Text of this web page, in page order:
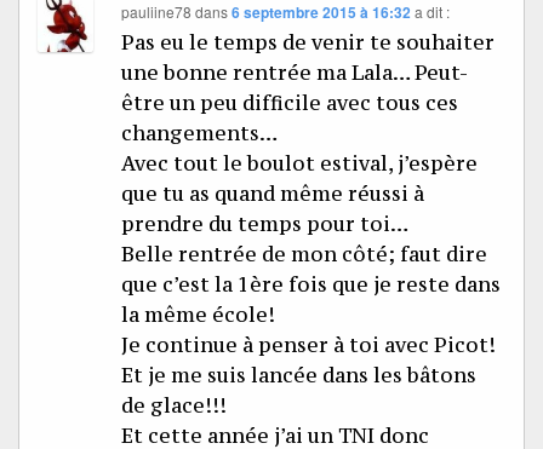
pauliine78 dans6 septembre 2015 à 16:32 a dit :
Pas eu le temps de venir te souhaiter
une bonne rentrée ma Lala… Peut-
être un peu difficile avec tous ces
changements…
Avec tout le boulot estival, j’espère
que tu as quand même réussi à
prendre du temps pour toi…
Belle rentrée de mon côté; faut dire
que c’est la 1ère fois que je reste dans
la même école!
Je continue à penser à toi avec Picot!
Et je me suis lancée dans les bâtons
de glace!!!
Et cette année j’ai un TNI donc